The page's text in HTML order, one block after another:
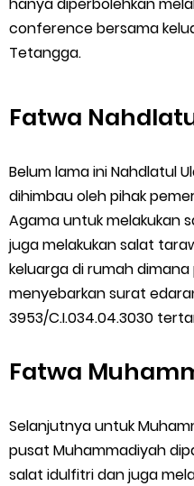
conference bersama
Tetangga.
Fatwa
Belum lama ini Nahdlatul
dihimbau oleh pihak
Agama untuk melakukan
juga melakukan salat
keluarga di rumah
menyebarkan surat
3953/C.I.034.04.3030
Fatwa
Selanjutnya untuk
pusat Muhammadiyah
salat idulfitri dan juga